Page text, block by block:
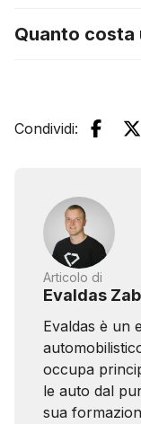
Quanto costa
Condividi:
Articolo di
Evaldas
Evaldas è un
occupa
le auto dal
sua